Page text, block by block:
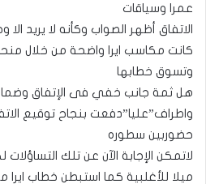
عمرا وسياقات
الاتفاق أظهر الصواب وكأنه لا يريد
كانت مكاسب ايرا واضحة من خلال
وتسوق خطابها
هل ثمة جانب خفي فى الإتفاق
واطراف”عليا”دفعت بنجاح توقيع
حضوربين سطوره
لاتمكن الإجابة الآن عن تلك
ميلا للأغلبية كما استبطن خطاب ايرا